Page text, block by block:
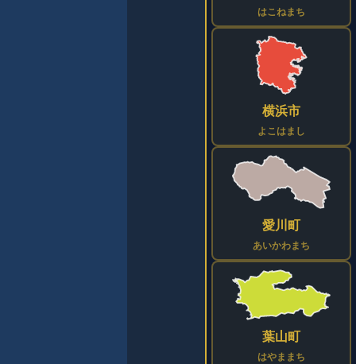
はこねまち
横浜市
よこはまし
愛川町
あいかわまち
葉山町
はやままち